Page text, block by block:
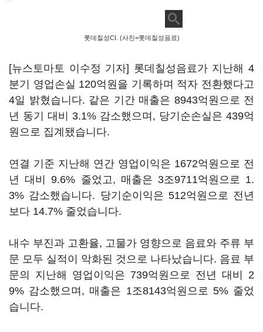
롯데칠성CI. (사진=롯데칠성음료)
[뉴스토마토 이수정 기자] 롯데칠성음료가 지난해 4
분기 영업손실 120억원을 기록하며 적자 전환했다고
4일 밝혔습니다. 같은 기간 매출은 8943억원으로 전
년 동기 대비 3.1% 감소했으며, 당기순손실은 439억
원으로 집계됐습니다.
연결 기준 지난해 연간 영업이익은 1672억원으로 전
년 대비 9.6% 줄었고, 매출은 3조9711억원으로 1.
3% 감소했습니다. 당기순이익은 512억원으로 전년
보다 14.7% 줄었습니다.
내수 부진과 고환율, 고물가 영향으로 음료와 주류 부
문 모두 실적이 악화된 것으로 나타났습니다. 음료 부
문의 지난해 영업이익은 739억원으로 전년 대비 2
9% 감소했으며, 매출은 1조8143억원으로 5% 줄었
습니다.